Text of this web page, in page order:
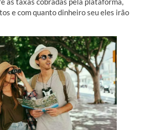
e com quanto dinheiro seu eles irão